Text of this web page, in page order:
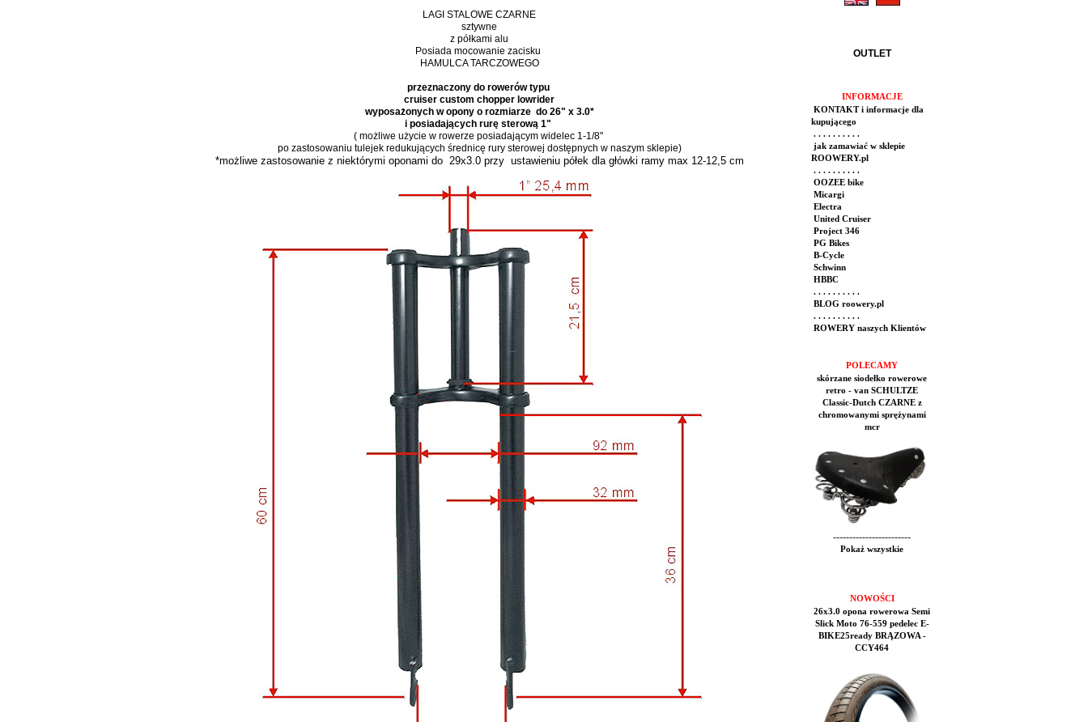
LAGI STALOWE CZARNE
sztywne
z półkami alu
Posiada mocowanie zacisku
HAMULCA TARCZOWEGO
przeznaczony do rowerów typu
cruiser custom chopper lowrider
wyposażonych w opony o rozmiarze do 26" x 3.0*
i posiadających rurę sterową 1"
( możliwe użycie w rowerze posiadającym widelec 1-1/8"
po zastosowaniu tulejek redukujących średnicę rury sterowej dostępnych w naszym sklepie)
*możliwe zastosowanie z niektórymi oponami do 29x3.0 przy ustawieniu półek dla główki ramy max 12-12,5 cm
OUTLET
INFORMACJE
KONTAKT i informacje dla
kupującego
. . . . . . . . . .
jak zamawiać w sklepie
ROOWERY.pl
. . . . . . . . . .
OOZEE bike
Micargi
Electra
United Cruiser
Project 346
PG Bikes
B-Cycle
Schwinn
HBBC
. . . . . . . . . .
BLOG roowery.pl
. . . . . . . . . .
ROWERY naszych Klientów
POLECAMY
skórzane siodełko rowerowe
retro - van SCHULTZE
Classic-Dutch CZARNE z
chromowanymi sprężynami
mcr
------------------------
Pokaż wszystkie
NOWOŚCI
26x3.0 opona rowerowa Semi
Slick Moto 76-559 pedelec E-
BIKE25ready BRĄZOWA -
CCY464